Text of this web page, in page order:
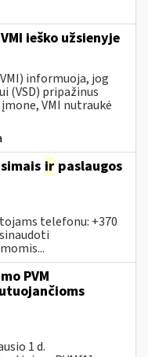
ieško užsienyje
informuoja, jog
(VSD) pripažinus
VMI nutraukė
ir paslaugos
telefonu: +370
PVM
1 d.